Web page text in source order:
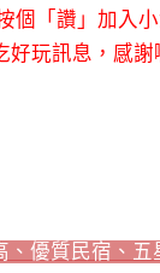
個「讚」加入
好玩訊息，感謝
、優質民宿、